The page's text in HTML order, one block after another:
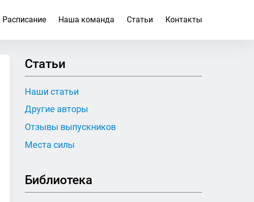
Расписание Наша команда Статьи Контакты
Статьи
Наши статьи
Другие авторы
Отзывы выпускников
Места силы
Библиотека